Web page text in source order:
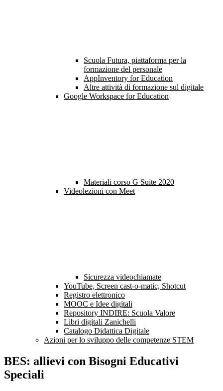
Scuola Futura, piattaforma per la
formazione del personale
AppInventory for Education
Altre attività di formazione sul digitale
Google Workspace for Education
Materiali corso G Suite 2020
Videolezioni con Meet
Sicurezza videochiamate
YouTube, Screen cast-o-matic, Shotcut
Registro elettronico
MOOC e Idee digitali
Repository INDIRE: Scuola Valore
Libri digitali Zanichelli
Catalogo Didattica Digitale
Azioni per lo sviluppo delle competenze STEM
BES: allievi con Bisogni Educativi
Speciali